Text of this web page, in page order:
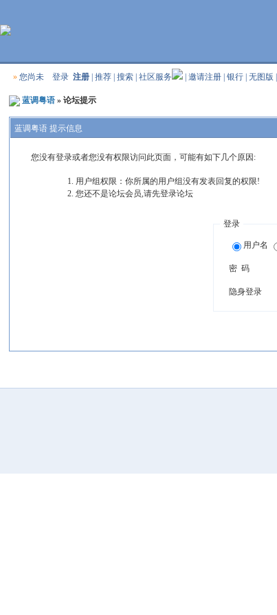
» 您尚未登录 注册 |推荐 |搜索 |社区服务 |邀请注册 |银行 |无图版
蓝调粤语 » 论坛提示
蓝调粤语 提示信息
您没有登录或者您没有权限访问此页面，可能有如下几个原因:
用户组权限：你所属的用户组没有发表回复的权限!
您还不是论坛会员,请先登录论坛
登录
用户名
密 码
隐身登录